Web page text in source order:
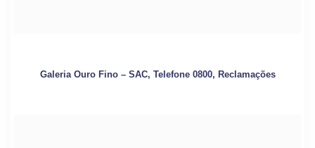
Galeria Ouro Fino – SAC, Telefone 0800, Reclamações